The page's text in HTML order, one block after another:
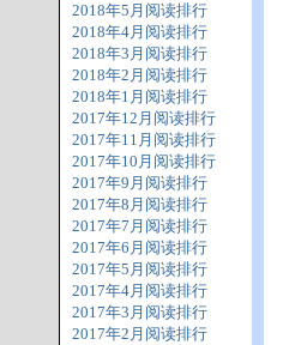
2018年5月阅读排行
2018年4月阅读排行
2018年3月阅读排行
2018年2月阅读排行
2018年1月阅读排行
2017年12月阅读排行
2017年11月阅读排行
2017年10月阅读排行
2017年9月阅读排行
2017年8月阅读排行
2017年7月阅读排行
2017年6月阅读排行
2017年5月阅读排行
2017年4月阅读排行
2017年3月阅读排行
2017年2月阅读排行